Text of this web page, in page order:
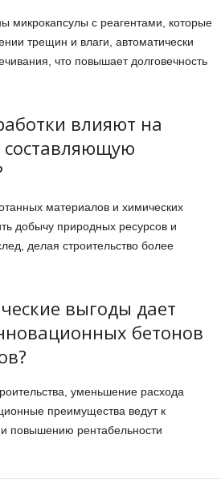
микрокапсулы с реагентами, которые
трещин и влаги, автоматически
что повышает долговечность
влияют на
составляющую
материалов и химических
добычу природных ресурсов и
делая строительство более
выгоды дает
бетонов
уменьшение расхода
преимущества ведут к
повышению рентабельности